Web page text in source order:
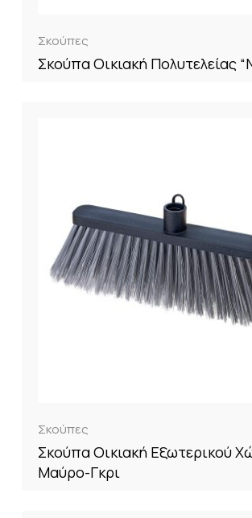
Σκούπες
Σκούπα Οικιακή Πολυτελείας
Σκούπες
Σκούπα Οικιακή Εξωτερικού
Μαύρο-Γκρι